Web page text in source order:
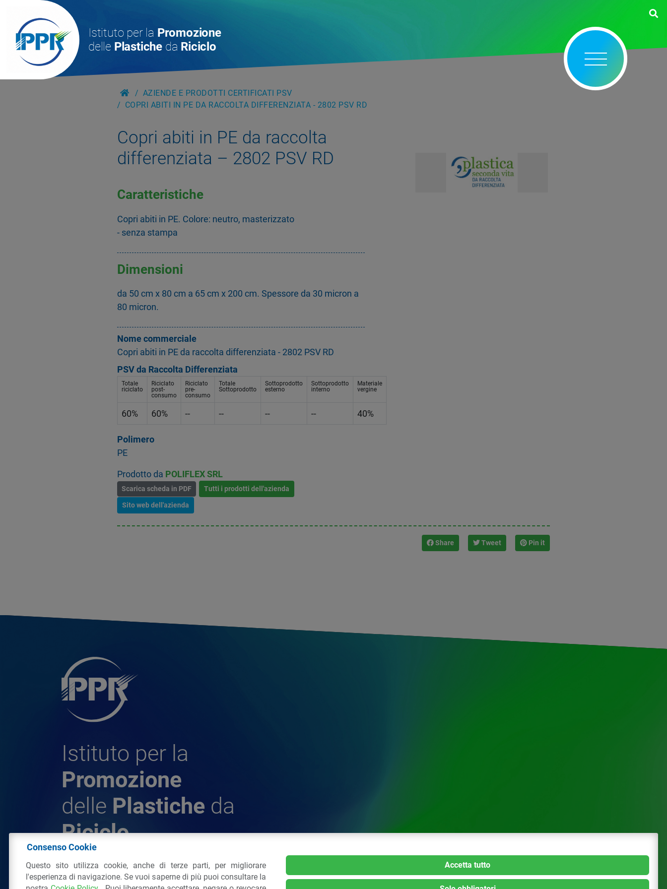
Istituto per la Promozione
delle Plastiche da Riciclo
AZIENDE E PRODOTTI CERTIFICATI PSV
COPRI ABITI IN PE DA RACCOLTA DIFFERENZIATA - 2802 PSV RD
Copri abiti in PE da raccolta
differenziata – 2802 PSV RD
Caratteristiche
Copri abiti in PE. Colore: neutro, masterizzato
- senza stampa
Dimensioni
da 50 cm x 80 cm a 65 cm x 200 cm. Spessore da 30 micron a
80 micron.
Nome commerciale
Copri abiti in PE da raccolta differenziata - 2802 PSV RD
PSV da Raccolta Differenziata
Totale
riciclato
Riciclato
post-
consumo
Riciclato
pre-
consumo
Totale
Sottoprodotto
Sottoprodotto
esterno
Sottoprodotto
interno
Materiale
vergine
60% 60% -- -- -- -- 40%
Polimero
PE
Prodotto da POLIFLEX SRL
Scarica scheda in PDF Tutti i prodotti dell'azienda
Sito web dell'azienda
Share Tweet Pin it
Istituto per la
Promozione
delle Plastiche da
Riciclo
© 2026 - IPPR Istituto per la Promozione delle Plastiche
da Riciclo
Consenso Cookie
Questo sito utilizza cookie, anche di terze parti, per migliorare
l'esperienza di navigazione. Se vuoi saperne di più puoi consultare la
Accetta tutto